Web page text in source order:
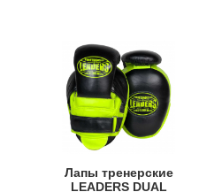
Лапы тренерские
LEADERS DUAL